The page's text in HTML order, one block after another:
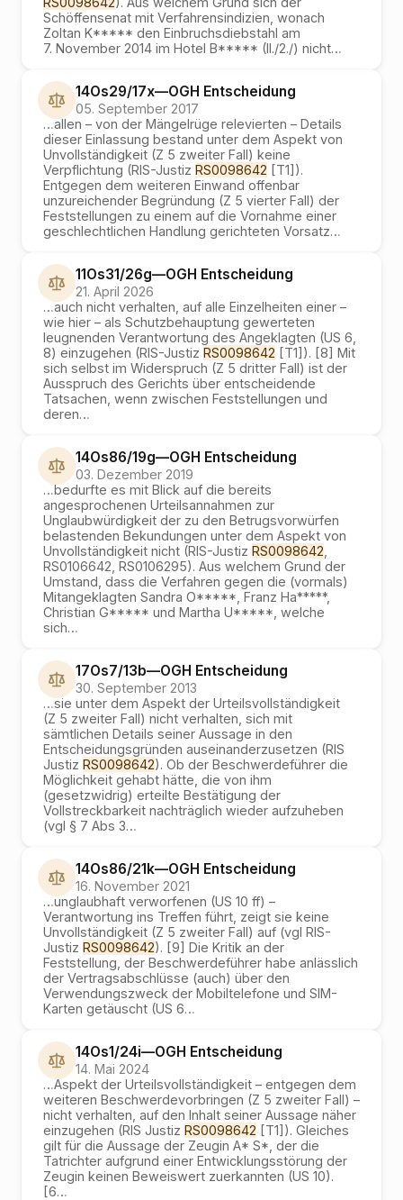
Schöffensenat mit Verfahrensindizien, wonach
Zoltan K***** den Einbruchsdiebstahl am
7. November 2014 im Hotel B***** (II./2./) nicht…
14Os29/17x—OGH Entscheidung
05. September 2017
…allen – von der Mängelrüge relevierten – Details
dieser Einlassung bestand unter dem Aspekt von
Unvollständigkeit (Z 5 zweiter Fall) keine
Verpflichtung (RIS-Justiz RS0098642 [T1]).
Entgegen dem weiteren Einwand offenbar
unzureichender Begründung (Z 5 vierter Fall) der
Feststellungen zu einem auf die Vornahme einer
geschlechtlichen Handlung gerichteten Vorsatz…
11Os31/26g—OGH Entscheidung
21. April 2026
…auch nicht verhalten, auf alle Einzelheiten einer –
wie hier – als Schutzbehauptung gewerteten
leugnenden Verantwortung des Angeklagten (US 6,
8) einzugehen (RIS-Justiz RS0098642 [T1]). [8] Mit
sich selbst im Widerspruch (Z 5 dritter Fall) ist der
Ausspruch des Gerichts über entscheidende
Tatsachen, wenn zwischen Feststellungen und
deren…
14Os86/19g—OGH Entscheidung
03. Dezember 2019
…bedurfte es mit Blick auf die bereits
angesprochenen Urteilsannahmen zur
Unglaubwürdigkeit der zu den Betrugsvorwürfen
belastenden Bekundungen unter dem Aspekt von
Unvollständigkeit nicht (RIS-Justiz RS0098642
RS0106642, RS0106295). Aus welchem Grund der
Umstand, dass die Verfahren gegen die (vormals)
Mitangeklagten Sandra O*****, Franz Ha*****,
Christian G***** und Martha U*****, welche
sich…
17Os7/13b—OGH Entscheidung
30. September 2013
…sie unter dem Aspekt der Urteilsvollständigkeit
(Z 5 zweiter Fall) nicht verhalten, sich mit
sämtlichen Details seiner Aussage in den
Entscheidungsgründen auseinanderzusetzen (RIS
Justiz RS0098642). Ob der Beschwerdeführer die
Möglichkeit gehabt hätte, die von ihm
(gesetzwidrig) erteilte Bestätigung der
Vollstreckbarkeit nachträglich wieder aufzuheben
(vgl § 7 Abs 3…
14Os86/21k—OGH Entscheidung
16. November 2021
…unglaubhaft verworfenen (US 10 ff) –
Verantwortung ins Treffen führt, zeigt sie keine
Unvollständigkeit (Z 5 zweiter Fall) auf (vgl RIS-
Justiz RS0098642). [9] Die Kritik an der
Feststellung, der Beschwerdeführer habe anlässlich
der Vertragsabschlüsse (auch) über den
Verwendungszweck der Mobiltelefone und SIM-
Karten getäuscht (US 6…
14Os1/24i—OGH Entscheidung
14. Mai 2024
…Aspekt der Urteilsvollständigkeit – entgegen dem
weiteren Beschwerdevorbringen (Z 5 zweiter Fall) –
nicht verhalten, auf den Inhalt seiner Aussage näher
einzugehen (RIS Justiz RS0098642 [T1]). Gleiches
gilt für die Aussage der Zeugin A* S*, der die
Tatrichter aufgrund einer Entwicklungsstörung der
Zeugin keinen Beweiswert zuerkannten (US 10).
[6…